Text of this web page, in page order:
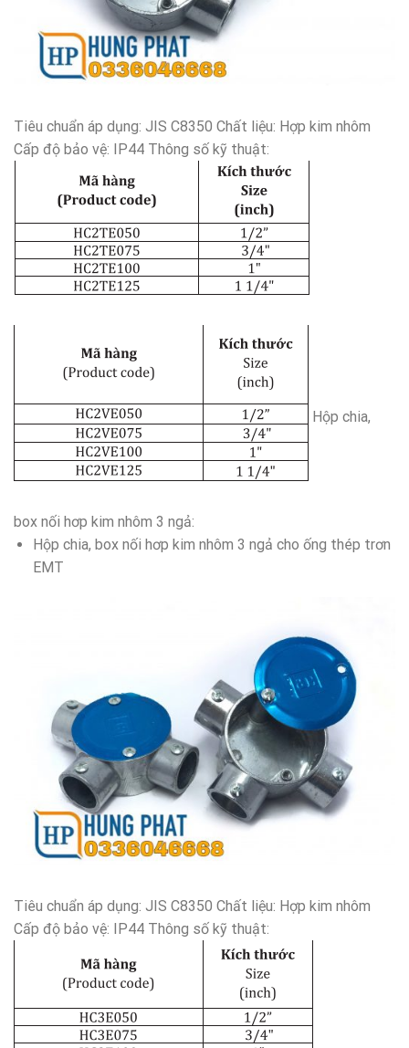
Tiêu chuẩn áp dụng: JIS C8350 Chất liệu: Hợp kim nhôm
Cấp độ bảo vệ: IP44 Thông số kỹ thuật:
Hộp chia,
box nối hơp kim nhôm 3 ngả:
Hộp chia, box nối hơp kim nhôm 3 ngả cho ống thép trơn
EMT
Tiêu chuẩn áp dụng: JIS C8350 Chất liệu: Hợp kim nhôm
Cấp độ bảo vệ: IP44 Thông số kỹ thuật: